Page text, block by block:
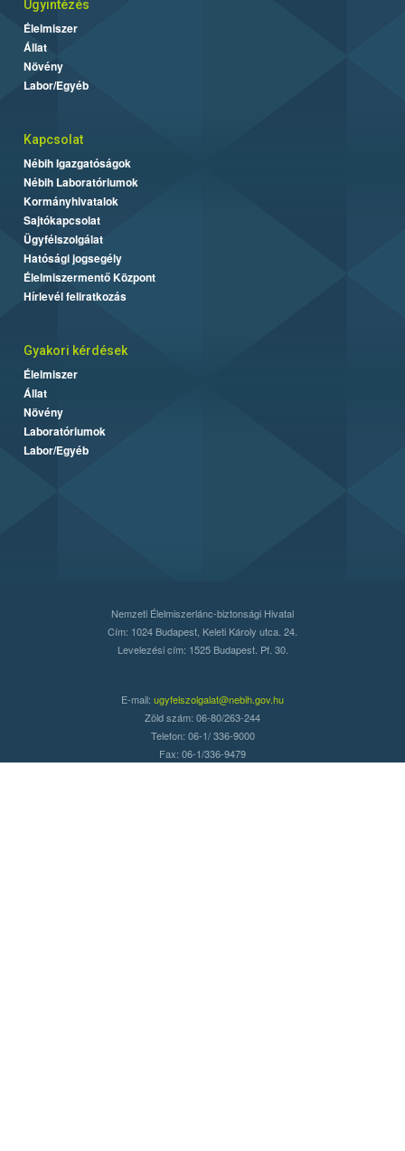
Ügyintézés
Élelmiszer
Állat
Növény
Labor/Egyéb
Kapcsolat
Nébih Igazgatóságok
Nébih Laboratóriumok
Kormányhivatalok
Sajtókapcsolat
Ügyfélszolgálat
Hatósági jogsegély
Élelmiszermentő Központ
Hírlevél feliratkozás
Gyakori kérdések
Élelmiszer
Állat
Növény
Laboratóriumok
Labor/Egyéb
Nemzeti Élelmiszerlánc-biztonsági Hivatal
Cím: 1024 Budapest, Keleti Károly utca. 24.
Levelezési cím: 1525 Budapest. Pf. 30.
E-mail: ugyfelszolgalat@nebih.gov.hu
Zöld szám: 06-80/263-244
Telefon: 06-1/ 336-9000
Fax: 06-1/336-9479